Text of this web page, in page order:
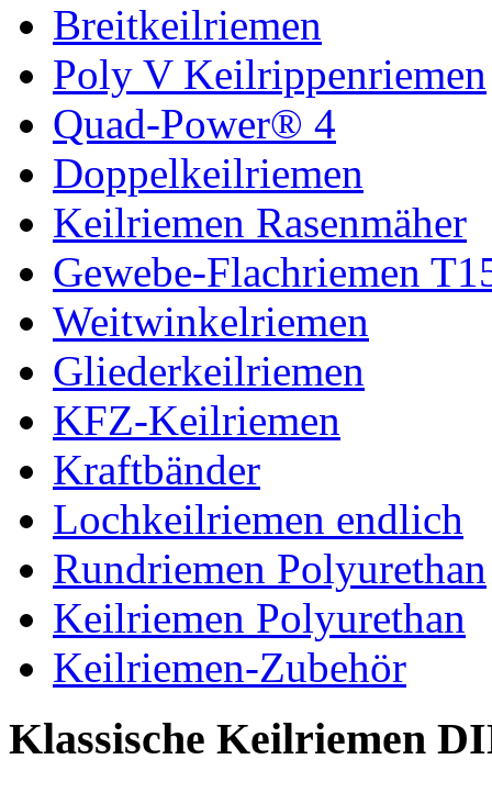
Breitkeilriemen
Poly V Keilrippenriemen
Quad-Power® 4
Doppelkeilriemen
Keilriemen Rasenmäher
Gewebe-Flachriemen
Weitwinkelriemen
Gliederkeilriemen
KFZ-Keilriemen
Kraftbänder
Lochkeilriemen endlich
Rundriemen Polyurethan
Keilriemen Polyurethan
Keilriemen-Zubehör
Klassische Keilriemen